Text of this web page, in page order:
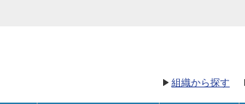
組織から探す